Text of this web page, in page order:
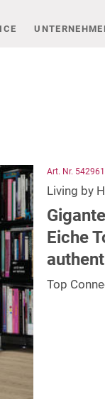
Art. Nr. 542961
Living by
Eiche
Top